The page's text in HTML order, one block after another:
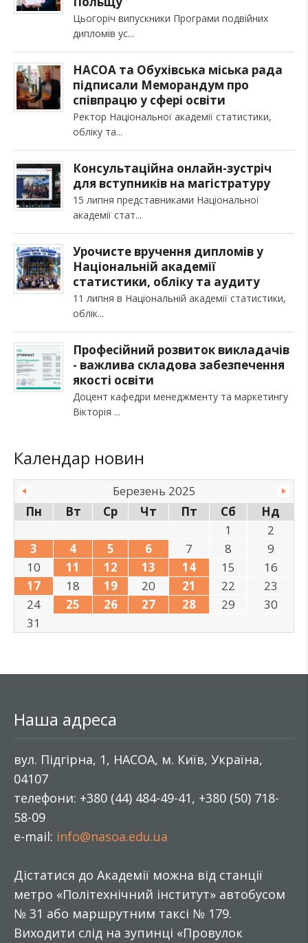
Цьогоріч випускники Програми подвійних
дипломів ус
НАСОА та Обухівська міська рада
підписали Меморандум про
співпрацю у сфері освіти
Ректор Національної академії статистики,
обліку та
Консультаційна онлайн-зустріч
для вступників на магістратуру
15 липня представниками Національної
академії стат
Урочисте вручення дипломів у
Національній академії
статистики, обліку та аудиту
11 липня в Національній академії статистики,
облік
Професійний розвиток викладачів
- важлива складова забезпечення
якості освіти
Доцент кафедри менеджменту та маркетингу
Вікторія
Календар новин
Березень 2025
Пн
Вт Ср Чт Пт Сб
Нд
1
2
3
4 5 6 7 8
9
10
11 12 13 14 15
16
17
18 19 20 21 22
23
24
25 26 27 28 29
30
31
Наша адреса
вул. Підгірна, 1, НАСОА, м. Київ, Україна,
04107
телефони: +380 (44) 484-49-41, +380 (50) 718-
58-09
e-mail: info@nasoa.edu.ua
Дістатися до Академії можна від станції
метро «Політехнічний інститут» автобусом
№ 31 або маршрутним таксі № 179.
Виходити слід на зупинці «Провулок